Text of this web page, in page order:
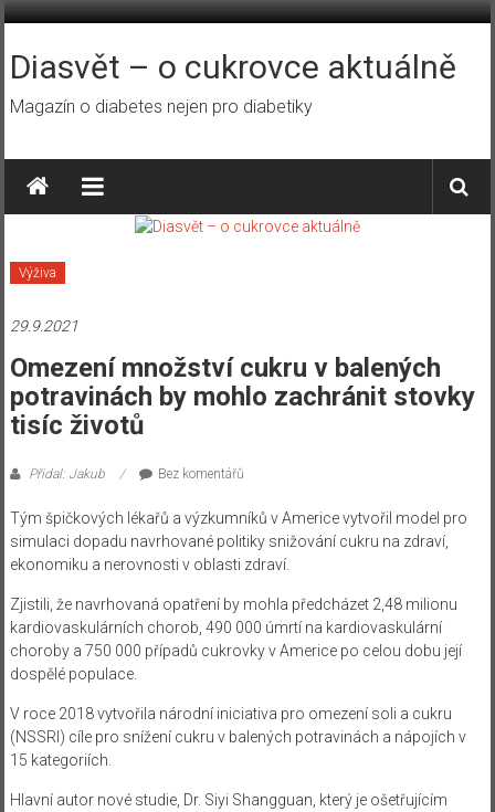
Přeskočit
obsah
Diasvět – o cukrovce aktuálně
Magazín o diabetes nejen pro diabetiky
Výživa
29.9.2021
Omezení množství cukru v balených
potravinách by mohlo zachránit stovky
tisíc životů
Přidal: Jakub Bez komentářů
Tým špičkových lékařů a výzkumníků v Americe vytvořil model pro
simulaci dopadu navrhované politiky snižování cukru na zdraví,
ekonomiku a nerovnosti v oblasti zdraví.
Zjistili, že navrhovaná opatření by mohla předcházet 2,48 milionu
kardiovaskulárních chorob, 490 000 úmrtí na kardiovaskulární
choroby a 750 000 případů cukrovky v Americe po celou dobu její
dospělé populace.
V roce 2018 vytvořila národní iniciativa pro omezení soli a cukru
(NSSRI) cíle pro snížení cukru v balených potravinách a nápojích v
15 kategoriích.
Hlavní autor nové studie, Dr. Siyi Shangguan, který je ošetřujícím